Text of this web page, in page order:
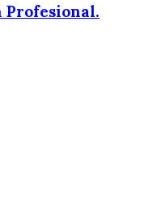
Profesional.